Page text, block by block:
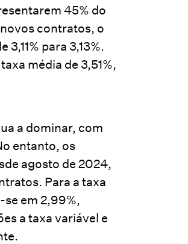
45% do
contratos, o
para 3,13%.
média de 3,51%,
a dominar, com
entanto, os
agosto de 2024,
Para a taxa
se em 2,99%,
a taxa variável e